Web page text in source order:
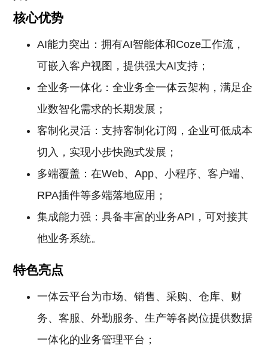
核心优势
AI能力突出：拥有AI智能体和Coze工作流，
可嵌入客户视图，提供强大AI支持；
全业务一体化：全业务全一体云架构，满足企
业数智化需求的长期发展；
客制化灵活：支持客制化订阅，企业可低成本
切入，实现小步快跑式发展；
多端覆盖：在Web、App、小程序、客户端、
RPA插件等多端落地应用；
集成能力强：具备丰富的业务API，可对接其
他业务系统。
特色亮点
一体云平台为市场、销售、采购、仓库、财
务、客服、外勤服务、生产等各岗位提供数据
一体化的业务管理平台；